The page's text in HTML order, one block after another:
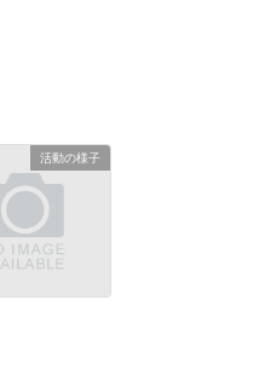
活動の様子